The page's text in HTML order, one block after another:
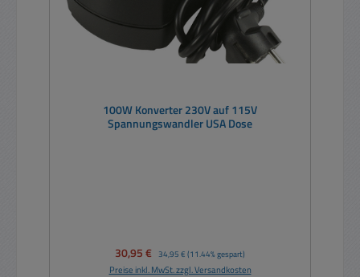
100W Konverter 230V auf 115V
Spannungswandler USA Dose
Verkaufspreis:
30,95 € Regulärer Preis:
34,95 € (11.44% gespart)
Preise inkl. MwSt. zzgl. Versandkosten